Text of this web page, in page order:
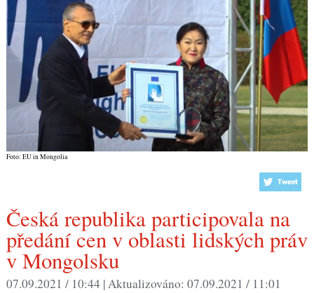
Foto: EU in Mongolia
Česká republika participovala na
předání cen v oblasti lidských práv
v Mongolsku
07.09.2021 / 10:44 |Aktualizováno: 07.09.2021 / 11:01